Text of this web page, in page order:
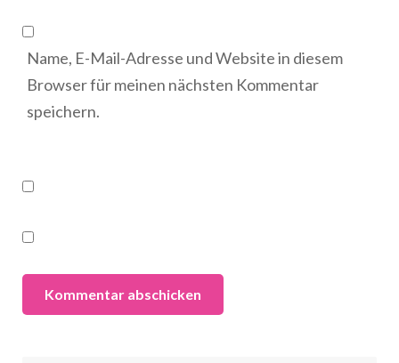
Name, E-Mail-Adresse und Website in diesem
Browser für meinen nächsten Kommentar
speichern.